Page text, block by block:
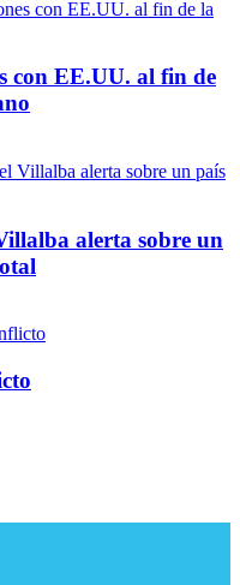
con EE.UU. al fin de
alerta sobre un